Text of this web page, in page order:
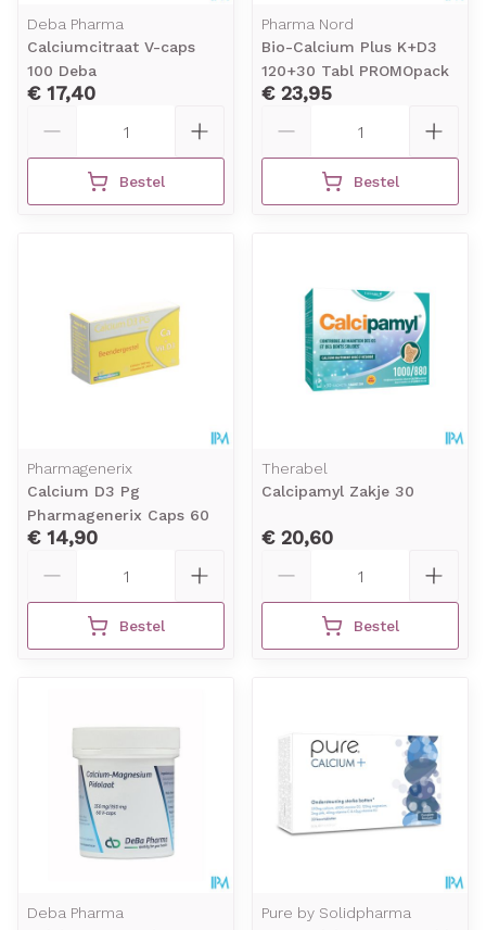
Deba Pharma
Calciumcitraat V-caps
100 Deba
€ 17,40
Bestel
Pharma Nord
Bio-Calcium Plus K+D3
120+30 Tabl PROMOpack
€ 23,95
Bestel
Pharmagenerix
Calcium D3 Pg
Pharmagenerix Caps 60
€ 14,90
Bestel
Therabel
Calcipamyl Zakje 30
€ 20,60
Bestel
Deba Pharma
Pure by Solidpharma